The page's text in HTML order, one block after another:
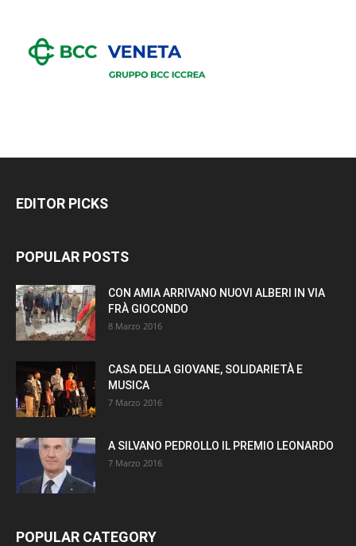
EDITOR PICKS
POPULAR POSTS
CON AMIA ARRIVANO NUOVI ALBERI IN VIA
FRÀ GIOCONDO
8 Marzo 2016
CASA DELLA GIOVANE, SOLIDARIETÀ E
MUSICA
7 Marzo 2016
A SILVANO PEDROLLO IL PREMIO LEONARDO
7 Marzo 2016
POPULAR CATEGORY